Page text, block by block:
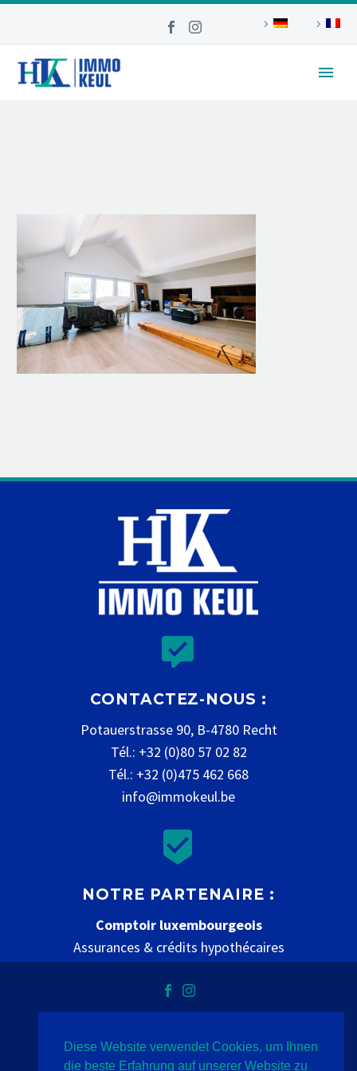


CONTACTEZ-NOUS :
Potauerstrasse 90, B-4780 Recht
Tél.: +32 (0)80 57 02 82
Tél.: +32 (0)475 462 668
info@immokeul.be


NOTRE PARTENAIRE :
Comptoir luxembourgeois
Assurances & crédits hypothécaires
Datenschutz Impressum Kontakt
Diese Website verwendet Cookies, um Ihnen
die beste Erfahrung auf unserer Website zu